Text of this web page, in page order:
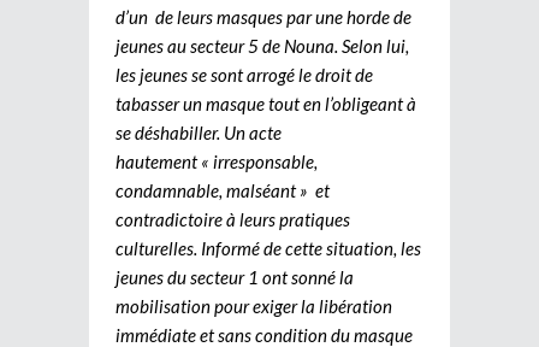
d’un de leurs masques par une horde de
jeunes au secteur 5 de Nouna. Selon lui,
les jeunes se sont arrogé le droit de
tabasser un masque tout en l’obligeant à
se déshabiller. Un acte
hautement « irresponsable,
condamnable, malséant » et
contradictoire à leurs pratiques
culturelles. Informé de cette situation, les
jeunes du secteur 1 ont sonné la
mobilisation pour exiger la libération
immédiate et sans condition du masque